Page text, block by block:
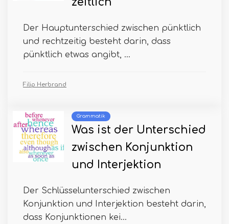
zeitlich
Der Hauptunterschied zwischen pünktlich
und rechtzeitig besteht darin, dass
pünktlich etwas angibt, ...
Filip Herbrand
Grammatik
Was ist der Unterschied
zwischen Konjunktion
und Interjektion
Der Schlüsselunterschied zwischen
Konjunktion und Interjektion besteht darin,
dass Konjunktionen kei...